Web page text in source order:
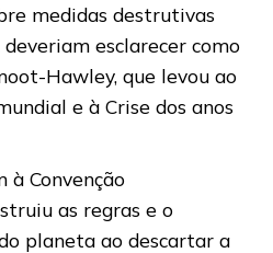
medidas destrutivas
esclarecer como
Hawley, que levou ao
e à Crise dos anos
Convenção
as regras e o
planeta ao descartar a